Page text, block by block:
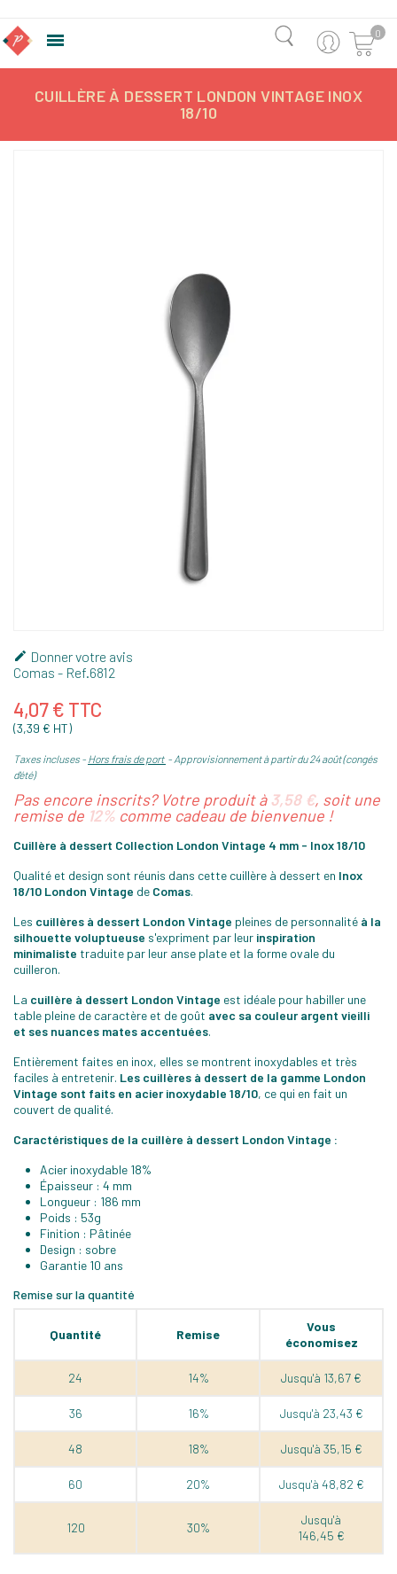
 0
CUILLÈRE À DESSERT LONDON VINTAGE INOX
18/10
 Donner votre avis
Comas - Ref. 6812
4,07 € TTC
(3,39 € HT)
Taxes incluses Hors frais de port
Approvisionnement à partir du 24 août (congés
d'été)
Pas encore inscrits? Votre produit à 3,58 €, soit une
remise de 12% comme cadeau de bienvenue !
Cuillère à dessert Collection London Vintage 4 mm - Inox 18/10
Qualité et design sont réunis dans cette cuillère à dessert en Inox
18/10 London Vintage de Comas.
Les cuillères à dessert London Vintage pleines de personnalité à la
silhouette voluptueuse s'expriment par leur inspiration
minimaliste traduite par leur anse plate et la forme ovale du
cuilleron.
La cuillère à dessert London Vintage est idéale pour habiller une
table pleine de caractère et de goût avec sa couleur argent vieilli
et ses nuances mates accentuées.
Entièrement faites en inox, elles se montrent inoxydables et très
faciles à entretenir. Les cuillères à dessert de la gamme London
Vintage sont faits en acier inoxydable 18/10, ce qui en fait un
couvert de qualité.
Caractéristiques de la cuillère à dessert London Vintage :
Acier inoxydable 18%
Épaisseur : 4 mm
Longueur : 186 mm
Poids : 53g
Finition : Pâtinée
Design : sobre
Garantie 10 ans
Remise sur la quantité
Quantité Remise
Vous
économisez
24 14% Jusqu'à 13,67 €
36 16% Jusqu'à 23,43 €
48 18% Jusqu'à 35,15 €
60 20% Jusqu'à 48,82 €
120 30%
Jusqu'à
146,45 €